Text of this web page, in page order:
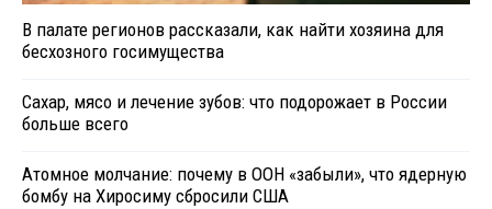
В палате регионов рассказали, как найти хозяина для
бесхозного госимущества
Сахар, мясо и лечение зубов: что подорожает в России
больше всего
Атомное молчание: почему в ООН «забыли», что ядерную
бомбу на Хиросиму сбросили США